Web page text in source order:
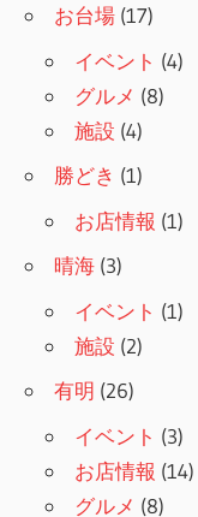
シ
ョ
ン
お台場 (17)
イベント (4)
グルメ (8)
施設 (4)
勝どき (1)
お店情報 (1)
晴海 (3)
イベント (1)
施設 (2)
有明 (26)
イベント (3)
お店情報 (14)
グルメ (8)